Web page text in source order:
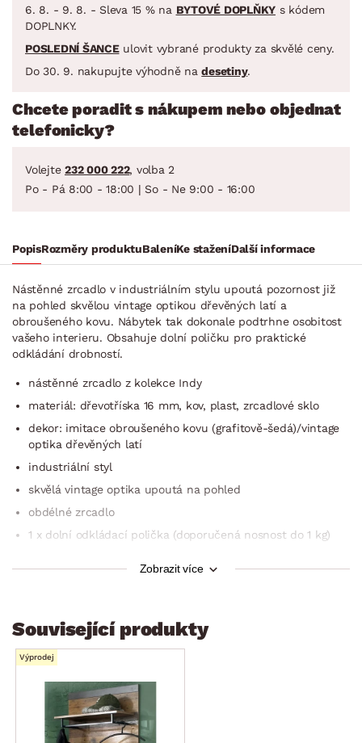
6. 8. - 9. 8. - Sleva 15 % na BYTOVÉ DOPLŇKY s kódem
DOPLNKY.
POSLEDNÍ ŠANCEulovit vybrané produkty za skvělé ceny.
Do 30. 9. nakupujte výhodně nadesetiny.
Chcete poradit s nákupem nebo objednat
telefonicky?
Volejte 232 000 222, volba 2
Po - Pá 8:00 - 18:00 | So - Ne 9:00 - 16:00
PopisRozměry produktuBaleníKe staženíDalší informace
Nástěnné zrcadlo v industriálním stylu upoutá pozornost již
na pohled skvělou vintage optikou dřevěných latí a
obroušeného kovu. Nábytek tak dokonale podtrhne osobitost
vašeho interieru. Obsahuje dolní poličku pro praktické
odkládání drobností.
nástěnné zrcadlo z kolekce Indy
materiál: dřevotříska 16 mm, kov, plast, zrcadlové sklo
dekor: imitace obroušeného kovu (grafitově-šedá)/vintage
optika dřevěných latí
industriální styl
skvělá vintage optika upoutá na pohled
obdélné zrcadlo
1 x dolní odkládací polička (doporučená nosnost do 1 kg)
z ekologicky obhospodařených certifikovaných le­sů)
dodáváno v demontu
Zobrazit více
Související produkty
Výprodej